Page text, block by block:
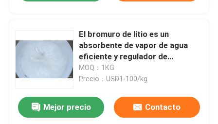
Sustancias químicas especiales
El bromuro de litio es un
absorbente de vapor de agua
eficiente y regulador de
humedad del aire ampliamente
utilizado en la industria de la
de absorción
MOQ：1KG
Precio：USD1-100/kg
Mejor precio Contacto